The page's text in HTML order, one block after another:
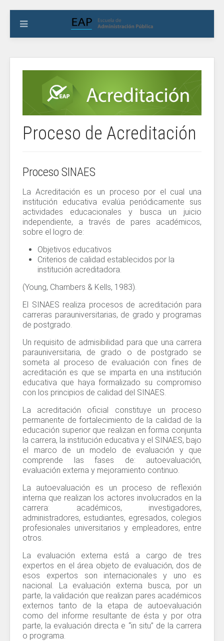
Proceso de Acreditación
Proceso SINAES
La Acreditación es un proceso por el cual una
institución educativa evalúa periódicamente sus
actividades educacionales y busca un juicio
independiente, a través de pares académicos,
sobre el logro de:
Objetivos educativos
Criterios de calidad establecidos por la
institución acreditadora.
(Young, Chambers & Kells, 1983).
El SINAES realiza procesos de acreditación para
carreras parauniversitarias, de grado y programas
de postgrado.
Un requisito de admisibilidad para que una carrera
parauniversitaria, de grado o de postgrado se
someta al proceso de evaluación con fines de
acreditación es que se imparta en una institución
educativa que haya formalizado su compromiso
con los principios de calidad del SINAES.
La acreditación oficial constituye un proceso
permanente de fortalecimiento de la calidad de la
educación superior que realizan en forma conjunta
la carrera, la institución educativa y el SINAES, bajo
el marco de un modelo de evaluación y que
comprende las fases de: autoevaluación,
evaluación externa y mejoramiento continuo.
La autoevaluación es un proceso de reflexión
interna que realizan los actores involucrados en la
carrera: académicos, investigadores,
administradores, estudiantes, egresados, colegios
profesionales universitarios y empleadores, entre
otros.
La evaluación externa está a cargo de tres
expertos en el área objeto de evaluación, dos de
esos expertos son internacionales y uno es
nacional. La evaluación externa busca, por un
parte, la validación que realizan pares académicos
externos tanto de la etapa de autoevaluación
como del informe resultante de ésta y por otra
parte, la evaluación directa e “in situ” de la carrera
o programa.